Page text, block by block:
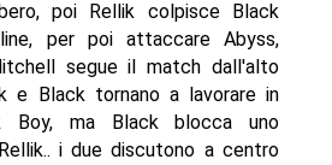
poi Rellik colpisce Black
per poi attaccare Abyss,
segue il match dall'alto
e Black tornano a lavorare in
Boy, ma Black blocca uno
i due discutono a centro